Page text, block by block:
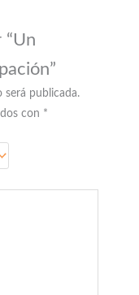
“Un
será publicada.
con *